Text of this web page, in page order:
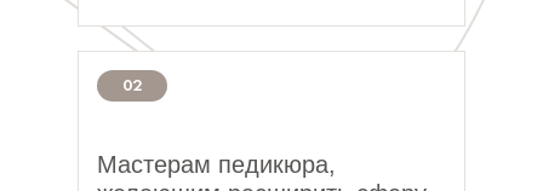
Мастерам педикюра,
02